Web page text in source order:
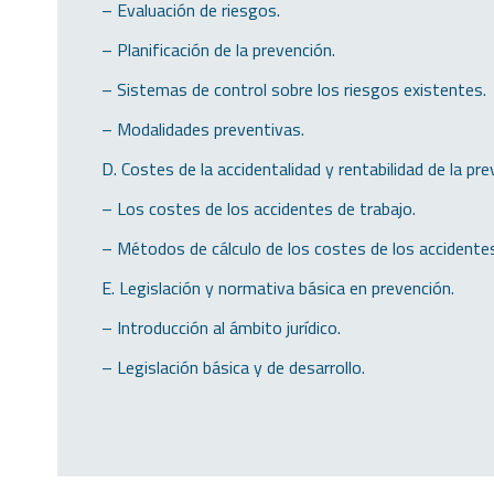
– Evaluación de riesgos.
– Planificación de la prevención.
– Sistemas de control sobre los riesgos existentes.
– Modalidades preventivas.
D. Costes de la accidentalidad y rentabilidad de la
– Los costes de los accidentes de trabajo.
– Métodos de cálculo de los costes de los
E. Legislación y normativa básica en prevención.
– Introducción al ámbito jurídico.
– Legislación básica y de desarrollo.